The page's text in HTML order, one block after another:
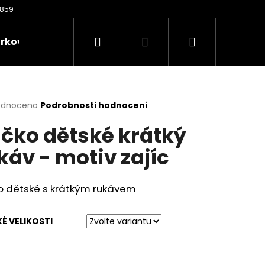
poukazy Oděvy Kontakty
Hledat PřihlášeníNákupní
Podrobnosti hodnocení
dětské krátký
- motiv zajíc
dětské s krátkým rukávem
VELIKOSTI
Následující